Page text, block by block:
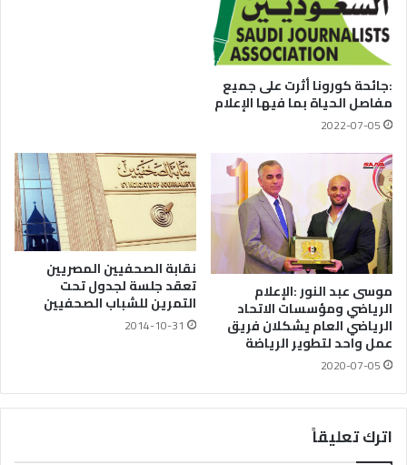
:جائحة كورونا أثرت على جميع
مفاصل الحياة بما فيها الإعلام
2022-07-05
موسى عبد النور :الإعلام
الرياضي ومؤسسات الاتحاد
الرياضي العام يشكلان فريق
عمل واحد لتطوير الرياضة
2020-07-05
نقابة الصحفيين المصريين
تعقد جلسة لجدول تحت
التمرين للشباب الصحفيين
2014-10-31
اترك تعليقاً